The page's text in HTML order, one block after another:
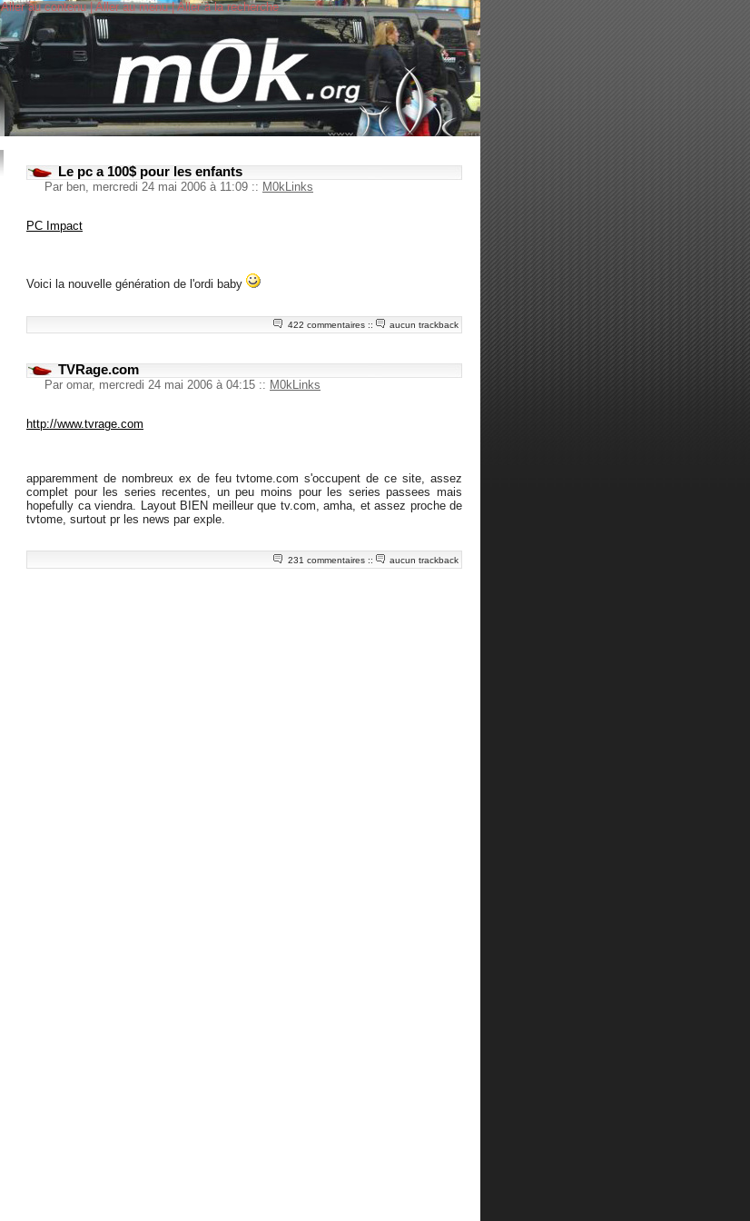
Aller au contenu|Aller au menu|Aller à la recherche
Le pc a 100$ pour les enfants
Par ben, mercredi 24 mai 2006 à 11:09 :: M0kLinks
PC Impact
Voici la nouvelle génération de l'ordi baby
422 commentaires :: aucun trackback
TVRage.com
Par omar, mercredi 24 mai 2006 à 04:15 :: M0kLinks
http://www.tvrage.com
apparemment de nombreux ex de feu tvtome.com s'occupent de ce site, assez
complet pour les series recentes, un peu moins pour les series passees mais
hopefully ca viendra. Layout BIEN meilleur que tv.com, amha, et assez proche de
tvtome, surtout pr les news par exple.
231 commentaires :: aucun trackback